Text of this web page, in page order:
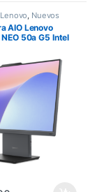
Lenovo Nuevos
AIO Lenovo
50a G5 Intel
11 Pro